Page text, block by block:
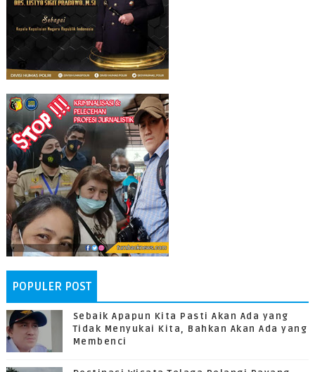
POPULER POST
Sebaik Apapun Kita Pasti Akan Ada yang
Tidak Menyukai Kita, Bahkan Akan Ada yang
Membenci